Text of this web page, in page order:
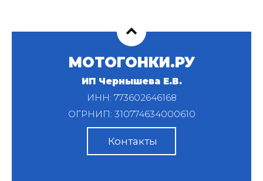
МОТОГОНКИ.РУ
ИП Чернышева Е.В.
ИНН: 773602646168
ОГРНИП: 310774634000610
Контакты